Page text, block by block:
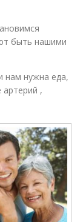
быть нашими
нам нужна еда,
артерий ,